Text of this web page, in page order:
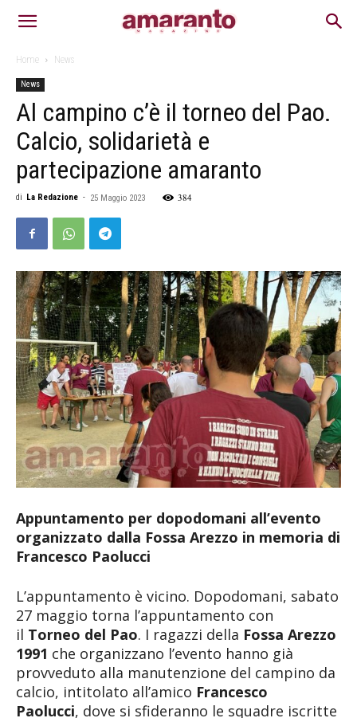
Home News
News
Al campino c’è il torneo del Pao.
Calcio, solidarietà e
partecipazione amaranto
di La Redazione - 25 Maggio 2023 384
Appuntamento per dopodomani all’evento
organizzato dalla Fossa Arezzo in memoria di
Francesco Paolucci
L’appuntamento è vicino. Dopodomani, sabato
27 maggio torna l’appuntamento con
il Torneo del Pao. I ragazzi della Fossa Arezzo
1991 che organizzano l’evento hanno già
provveduto alla manutenzione del campino da
calcio, intitolato all’amico Francesco
Paolucci, dove si sfideranno le squadre iscritte